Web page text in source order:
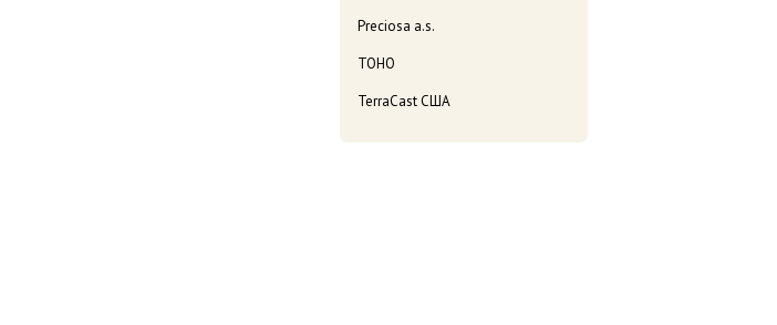
Preciosa a.s.
TOHO
TerraCast США